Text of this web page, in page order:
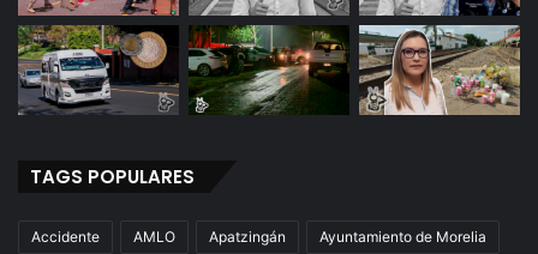
TAGS POPULARES
Accidente AMLO Apatzingán Ayuntamiento de Morelia